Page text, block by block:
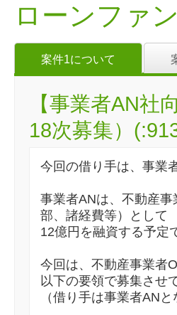
ローンファ
案件1について
【事業者AN
18次募集）
今回の借り手は、事業
事業者ANは、不動産
部、諸経費等）として
12億円を融資する予定
今回は、不動産事業者
以下の要領で募集させ
（借り手は事業者ANと